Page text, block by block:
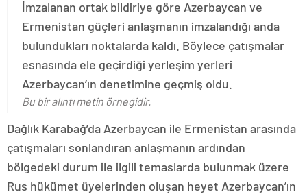
İmzalanan ortak bildiriye göre Azerbaycan ve
Ermenistan güçleri anlaşmanın imzalandığı anda
bulundukları noktalarda kaldı. Böylece çatışmalar
esnasında ele geçirdiği yerleşim yerleri
Azerbaycan’ın denetimine geçmiş oldu.
Bu bir alıntı metin örneğidir.
Dağlık Karabağ’da Azerbaycan ile Ermenistan arasında
çatışmaları sonlandıran anlaşmanın ardından
bölgedeki durum ile ilgili temaslarda bulunmak üzere
Rus hükümet üyelerinden oluşan heyet Azerbaycan’ın